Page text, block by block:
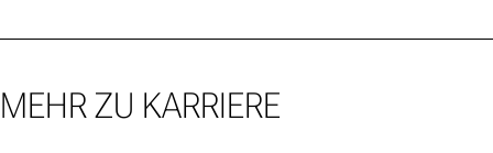
MEHR ZU KARRIERE